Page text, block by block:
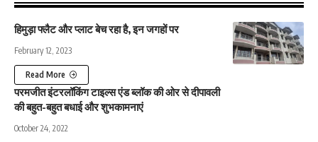
हिमुड़ा फ्लैट और प्लाट बेच रहा है, इन जगहों पर
February 12, 2023
Read More
परमजीत इंटरलॉकिंग टाइल्स एंड ब्लॉक की ओर से दीपावली
की बहुत-बहुत बधाई और शुभकामनाएं
October 24, 2022